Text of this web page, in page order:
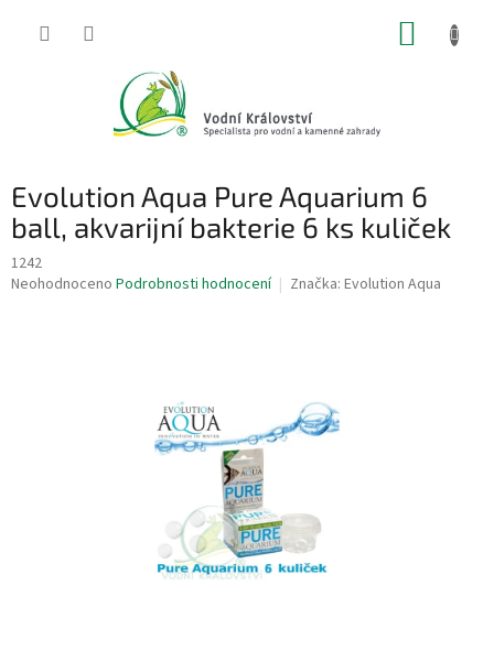
Evolution Aqua Pure Aquarium 6
ball, akvarijní bakterie 6 ks kuliček
1242
Průměrné
Neohodnoceno Podrobnosti hodnocení Značka: Evolution Aqua